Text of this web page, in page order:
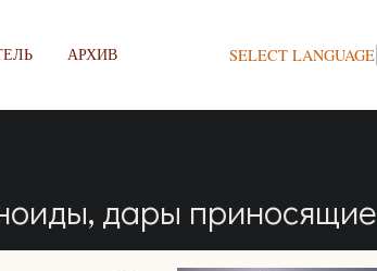
АРХИВ SELECT LANGUAGE
дары приносящие